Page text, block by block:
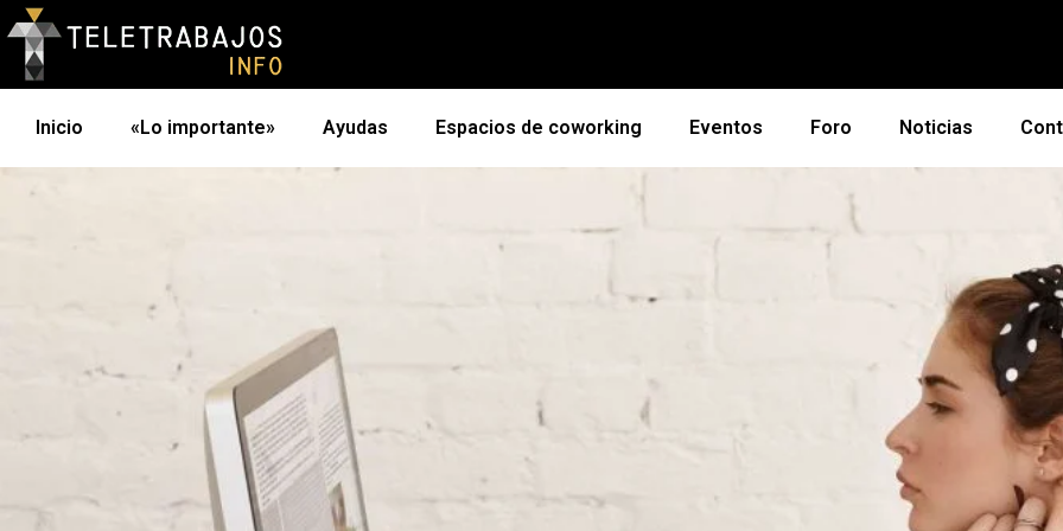
Inicio «Lo importante» Ayudas Espacios de coworking Eventos Foro Noticias